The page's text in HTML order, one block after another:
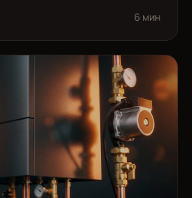
6 мин